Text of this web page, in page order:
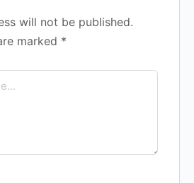
will not be published.
marked *